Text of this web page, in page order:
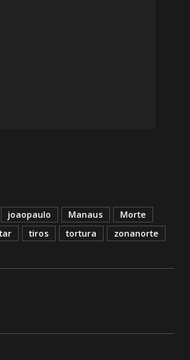
joaopaulo Manaus
Morte
tiros tortura zonanorte